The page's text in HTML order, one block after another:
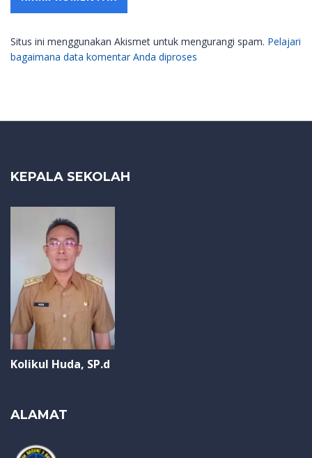
Situs ini menggunakan Akismet untuk mengurangi spam. Pelajari
bagaimana data komentar Anda diproses
KEPALA SEKOLAH
Kolikul Huda, SP.d
ALAMAT